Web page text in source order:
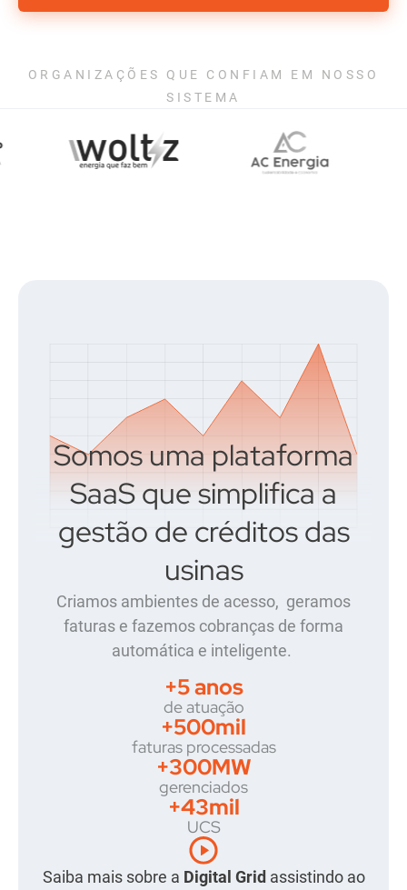
ORGANIZAÇÕES QUE CONFIAM EM NOSSO
SISTEMA
Somos uma plataforma
SaaS quesimplifica a
gestão de créditos das
usinas
Criamos ambientes de acesso, geramos
faturas e fazemos cobranças de forma
automática e inteligente.
de atuação
+5 anos
faturas processadas
+500mil
gerenciados
+300MW
UCS
+43mil
Saiba mais sobre a Digital Gridassistindo ao